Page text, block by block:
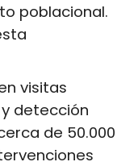
poblacional.
visitas
detección
de 50.000